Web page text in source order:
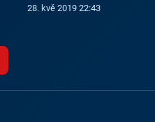
28. kvě 2019 22:43